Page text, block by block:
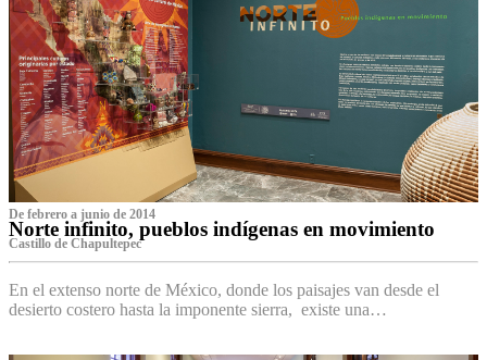
De febrero a junio de 2014
Norte infinito, pueblos indígenas en movimiento
Castillo de Chapultepec
En el extenso norte de México, donde los paisajes van desde el
desierto costero hasta la imponente sierra, existe una…